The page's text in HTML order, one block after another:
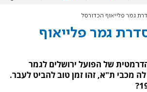
גמר פלייאוף הכדורסל
גמר פלייאוף
של הפועל ירושלים לגמר
מכבי ת"א, זהו זמן טוב להביט לעבר.